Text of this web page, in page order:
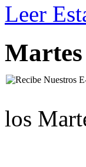
Leer
los